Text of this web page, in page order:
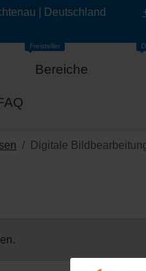
| Deutschland
Bereiche
Freisteller
Digitale